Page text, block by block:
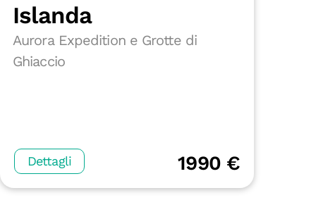
Islanda
Aurora Expedition e Grotte di
Ghiaccio
Dettagli 1990 €